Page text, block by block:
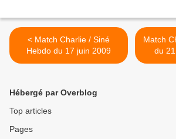
< Match Charlie / Siné
Hebdo du 17 juin 2009
Match
Hébergé par Overblog
Top articles
Pages